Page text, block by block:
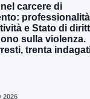
carcere di
e Stato di
sulla violenza.
trenta
2026